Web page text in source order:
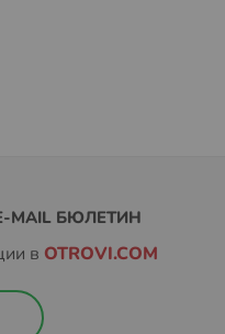
MAIL БЮЛЕТИН
в OTROVI.COM